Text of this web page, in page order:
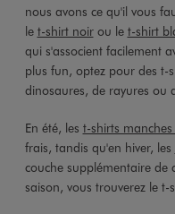
nous avons ce qu'il vous
le t-shirt noirou le t-shirt
qui s'associent facilement
plus fun, optez pour des t-
dinosaures, de rayures ou
En été, les t-shirts manches
frais, tandis qu'en hiver, les
couche supplémentaire de
saison, vous trouverez le